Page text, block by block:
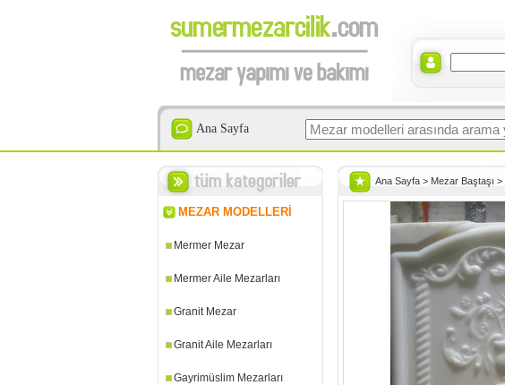
Ana Sayfa
MEZAR MODELLERİ
Mermer Mezar
Mermer Aile Mezarları
Granit Mezar
Granit Aile Mezarları
Gayrimüslim Mezarları
Ana Sayfa > Mezar Baştaşı >